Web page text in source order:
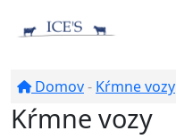
Domov- Kŕmne vozy
Kŕmne vozy